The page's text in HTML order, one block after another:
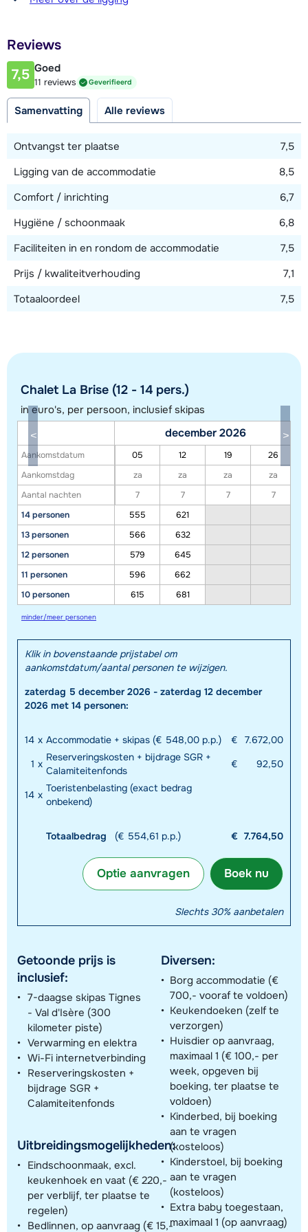
waarvan één met twee 1-persoonsbedden (aan elkaar te
persoonsbedden en één met drie 1-persoonsbedden
Eén badkamer met douche. Apart toilet.
50 meter (Sherpa supermarkt)
100 meter
Afstand tot piste
350 meter
Toon alle accommodaties in dit gebied
Deze kaart geeft een indicatie van de ligging van onze accommodaties. De
exacte locatie kan enigszins afwijken.
Reviews
7,5 Goed
11 reviews Geverifieerd
Samenvatting Alle reviews
Ontvangst ter plaatse
7,5
Ligging van de accommodatie
8,5
Comfort / inrichting
6,7
Hygiëne / schoonmaak
6,8
Faciliteiten in en rondom de accommodatie
7,5
Prijs / kwaliteitverhouding
7,1
Totaaloordeel
7,5
Chalet La Brise (12 - 14 pers.)
in euro's, per persoon, inclusief skipas
Aankomstdatum
Aankomstdag
Aantal nachten
14 personen
13 personen
12 personen
11 personen
10 personen
december 2026
05 12 19
26
za
za za
za
7
7 7
7
555
621
566
632
579
645
596
662
615
681
minder/meer personen
Klik in bovenstaande prijstabel om
aankomstdatum/aantal personen te wijzigen.
zaterdag 5 december 2026 - zaterdag 12 december
2026 met 14 personen:
14 x Accommodatie + skipas (€ 548,00 p.p.) €
7.672,00
1 x
Reserveringskosten + bijdrage SGR +
Calamiteitenfonds
€ 92,50
14 x
Toeristenbelasting (exact bedrag
onbekend)
Totaalbedrag (€ 554,61 p.p.) € 7.764,50
Boek nu
Optie aanvragen
Slechts 30% aanbetalen
Getoonde prijs is
inclusief:
7-daagse skipas Tignes
- Val d'Isère (300
kilometer piste)
Verwarming en elektra
Wi-Fi internetverbinding
Reserveringskosten +
bijdrage SGR +
Calamiteitenfonds
Uitbreidingsmogelijkheden:
Eindschoonmaak, excl.
keukenhoek en vaat (€ 220,-
per verblijf, ter plaatse te
regelen)
Bedlinnen, op aanvraag (€ 15,-
Diversen:
Borg accommodatie (€
700,- vooraf te voldoen)
Keukendoeken (zelf te
verzorgen)
Huisdier op aanvraag,
maximaal 1 (€ 100,- per
week, opgeven bij
boeking, ter plaatse te
voldoen)
Kinderbed, bij boeking
aan te vragen
(kosteloos)
Kinderstoel, bij boeking
aan te vragen
(kosteloos)
Extra baby toegestaan,
maximaal 1 (op aanvraag)